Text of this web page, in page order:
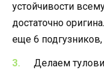
устойчивости
достаточно
еще 6
Делаем